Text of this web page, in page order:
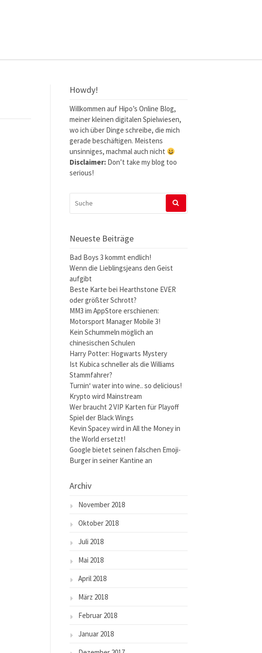
Howdy!
Willkommen auf Hipo’s Online Blog,
meiner kleinen digitalen Spielwiesen,
wo ich über Dinge schreibe, die mich
gerade beschäftigen. Meistens
unsinniges, machmal auch nicht
Disclaimer:Don’t take my blog too
serious!
NACH:
Neueste Beiträge
Bad Boys 3 kommt endlich!
Wenn die Lieblingsjeans den Geist
aufgibt
Beste Karte bei Hearthstone EVER
oder größter Schrott?
MM3 im AppStore erschienen:
Motorsport Manager Mobile 3!
Kein Schummeln möglich an
chinesischen Schulen
Harry Potter: Hogwarts Mystery
Ist Kubica schneller als die Williams
Stammfahrer?
Turnin‘ water into wine.. so delicious!
Krypto wird Mainstream
Wer braucht 2 VIP Karten für Playoff
Spiel der Black Wings
Kevin Spacey wird in All the Money in
the World ersetzt!
Google bietet seinen falschen Emoji-
Burger in seiner Kantine an
Archiv
November 2018
Oktober 2018
Juli 2018
Mai 2018
April 2018
März 2018
Februar 2018
Januar 2018